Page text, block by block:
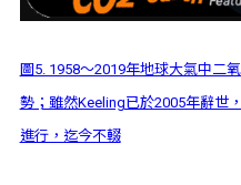
圖5. 1958〜2019年地球大氣中二
勢；雖然Keeling已於2005年辭世
進行，迄今不輟